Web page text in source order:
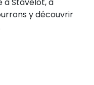
y découvrir